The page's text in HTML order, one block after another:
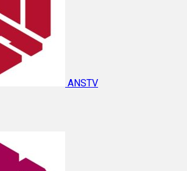
ANSTV